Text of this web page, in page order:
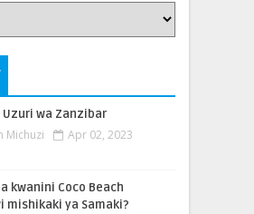
Uzuri wa Zanzibar
Michuzi Apr 02, 2023
kwanini Coco Beach
mishikaki ya Samaki?